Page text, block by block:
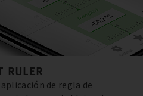
RULER
de regla de